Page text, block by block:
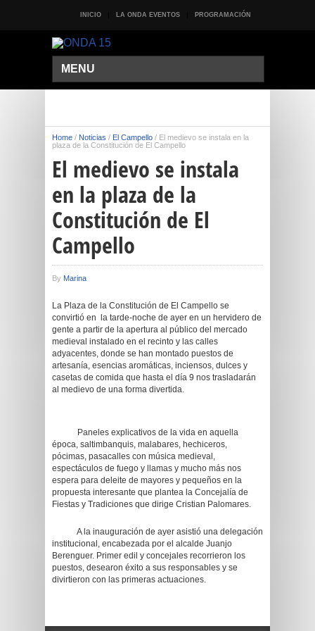
INICIO LA ONDA EVENTOS PROGRAMACIÓN
MENU
Home / Noticias / El Campello / El medievo se instala en la
plaza de la Constitución de El Campello
El medievo se instala
en la plaza de la
Constitución de El
Campello
By Marina
La Plaza de la Constitución de El Campello se
convirtió en la tarde-noche de ayer en un hervidero de
gente a partir de la apertura al público del mercado
medieval instalado en el recinto y las calles
adyacentes, donde se han montado puestos de
artesanía, esencias aromáticas, inciensos, dulces y
casetas de comida que hasta el día 9 nos trasladarán
al medievo de una forma divertida.
Paneles explicativos de la vida en aquella
época, saltimbanquis, malabares, hechiceros,
pócimas, pasacalles con música medieval,
espectáculos de fuego y llamas y mucho más nos
espera para deleite de mayores y pequeños en la
propuesta interesante que plantea la Concejalía de
Fiestas y Tradiciones que dirige Cristian Palomares.
A la inauguración de ayer asistió una delegación
institucional, encabezada por el alcalde Juanjo
Berenguer. Primer edil y concejales recorrieron los
puestos, desearon éxito a sus responsables y se
divirtieron con las primeras actuaciones.